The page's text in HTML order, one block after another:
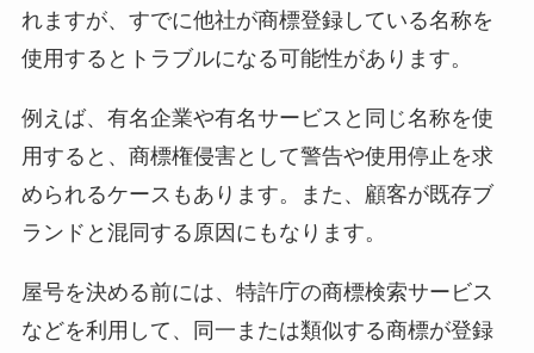
れますが、すでに他社が商標登録している名称を
使用するとトラブルになる可能性があります。
例えば、有名企業や有名サービスと同じ名称を使
用すると、商標権侵害として警告や使用停止を求
められるケースもあります。また、顧客が既存ブ
ランドと混同する原因にもなります。
屋号を決める前には、特許庁の商標検索サービス
などを利用して、同一または類似する商標が登録